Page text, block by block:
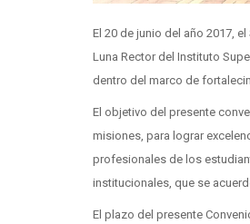
El 20 de junio del año 2017,
Luna Rector del Instituto
dentro del marco de
El objetivo del presente
misiones, para lograr
profesionales de los
institucionales, que se
El plazo del presente